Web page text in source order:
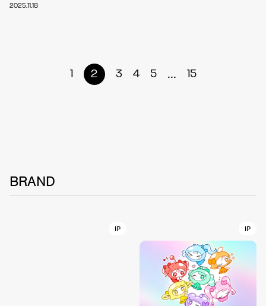
2025.11.18
1 2 3 4 5 ... 15
BRAND
IP IP